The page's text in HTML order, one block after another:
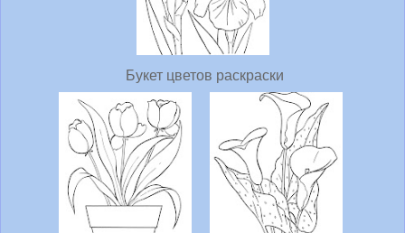
Букет цветов раскраски